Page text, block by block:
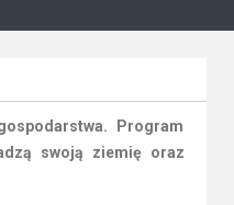
Program
swoją ziemię oraz